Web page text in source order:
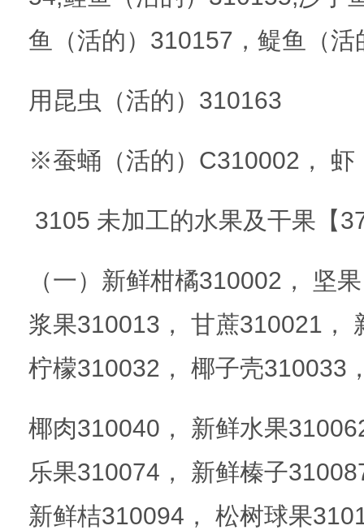
鱼（活的）310157，鳀鱼（
用昆虫（活的）310163
※蚕蛹（活的）C310002， 虾
3105 未加工的水果及干果【
（一）新鲜柑橘310002， 坚
浆果310013， 甘蔗310021，
柠檬310032， 椰子壳310033
椰肉310040， 新鲜水果
乐果310074， 新鲜榛子
新鲜桔310094， 松树球果